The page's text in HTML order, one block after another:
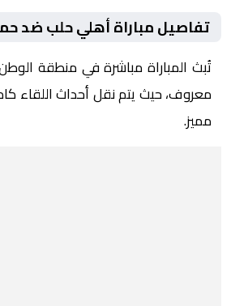
تفاصيل مباراة أهلي حلب ضد
تُبث المباراة مباشرة في منطقة
معروف، حيث يتم نقل أحداث اللقاء
مميز.